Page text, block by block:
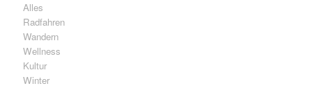
Alles
Radfahren
Wandern
Wellness
Kultur
Winter